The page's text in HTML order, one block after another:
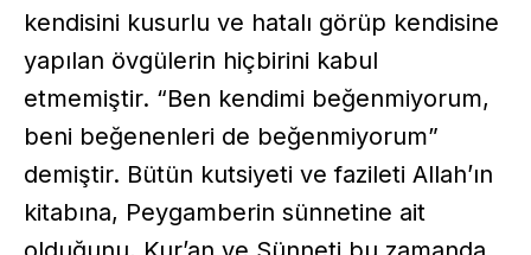
kendisini kusurlu ve hatalı görüp kendisine
yapılan övgülerin hiçbirini kabul
etmemiştir. “Ben kendimi beğenmiyorum,
beni beğenenleri de beğenmiyorum”
demiştir. Bütün kutsiyeti ve fazileti Allah’ın
kitabına, Peygamberin sünnetine ait